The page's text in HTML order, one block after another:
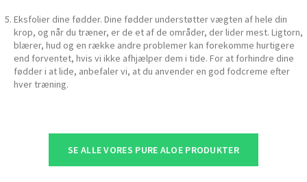
Eksfolier dine fødder. Dine fødder understøtter vægten af ​​hele din
krop, og når du træner, er de et af de områder, der lider mest. Ligtorn,
blærer, hud og en række andre problemer kan forekomme hurtigere
end forventet, hvis vi ikke afhjælper dem i tide. For at forhindre dine
fødder i at lide, anbefaler vi, at du anvender en god fodcreme efter
hver træning.
SE ALLE VORES PURE ALOE PRODUKTER